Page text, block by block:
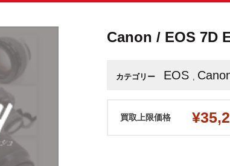
Canon / EOS 7D
カテゴリー EOS ,
買取上限価格